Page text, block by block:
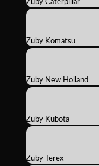
Zuby Caterpillar
Zuby Komatsu
Zuby New Holland
Zuby Kubota
Zuby Terex